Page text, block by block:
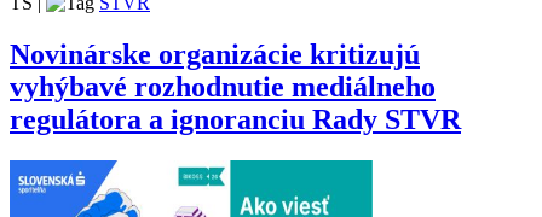
Novinárske organizácie kritizujú
vyhýbavé rozhodnutie mediálneho
regulátora a ignoranciu Rady STVR